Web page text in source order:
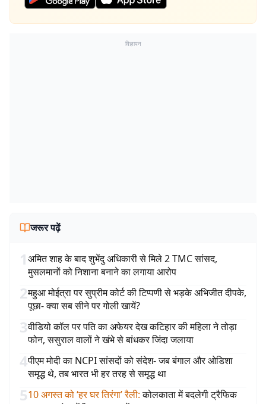
विज्ञापन
जरूर पढ़ें
1अमित शाह के बाद शुभेंदु अधिकारी से मिले 2 TMC सांसद,
मुसलमानों को निशाना बनाने का लगाया आरोप
2महुआ मोईत्रा पर सुप्रीम कोर्ट की टिप्पणी से भड़के अभिजीत दीपके,
पूछा- क्या सब सीने पर गोली खायें?
3वीडियो कॉल पर पति का अफेयर देख कटिहार की महिला ने तोड़ा
फोन, ससुराल वालों ने खंभे से बांधकर जिंदा जलाया
4पीएम मोदी का NCPI सांसदों को संदेश- जब बंगाल और ओडिशा
समृद्ध थे, तब भारत भी हर तरह से समृद्ध था
510 अगस्त को ‘हर घर तिरंगा’ रैली: कोलकाता में बदलेगी ट्रैफिक